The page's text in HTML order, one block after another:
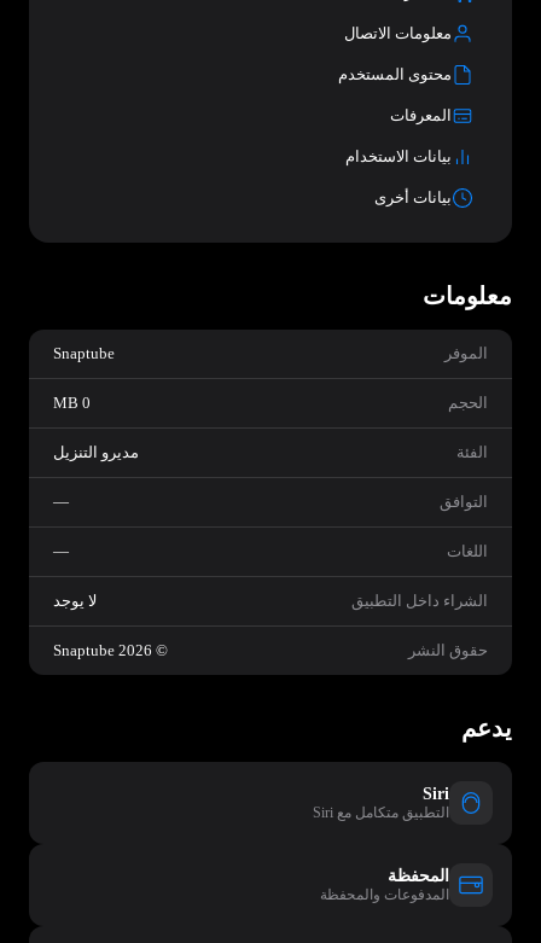
معلومات الاتصال
محتوى المستخدم
المعرفات
بيانات الاستخدام
بيانات أخرى
معلومات
الموفر Snaptube
الحجم 0 MB
الفئة مديرو التنزيل
التوافق —
اللغات —
الشراء داخل التطبيق لا يوجد
حقوق النشر © 2026 Snaptube
يدعم
Siri
التطبيق متكامل مع Siri
المحفظة
المدفوعات والمحفظة